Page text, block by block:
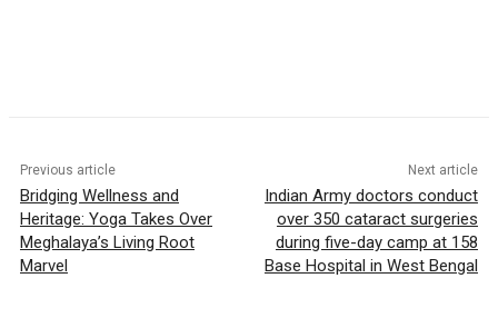
Previous article
Bridging Wellness and
Heritage: Yoga Takes Over
Meghalaya’s Living Root
Marvel
Next article
Indian Army doctors conduct
over 350 cataract surgeries
during five-day camp at 158
Base Hospital in West Bengal